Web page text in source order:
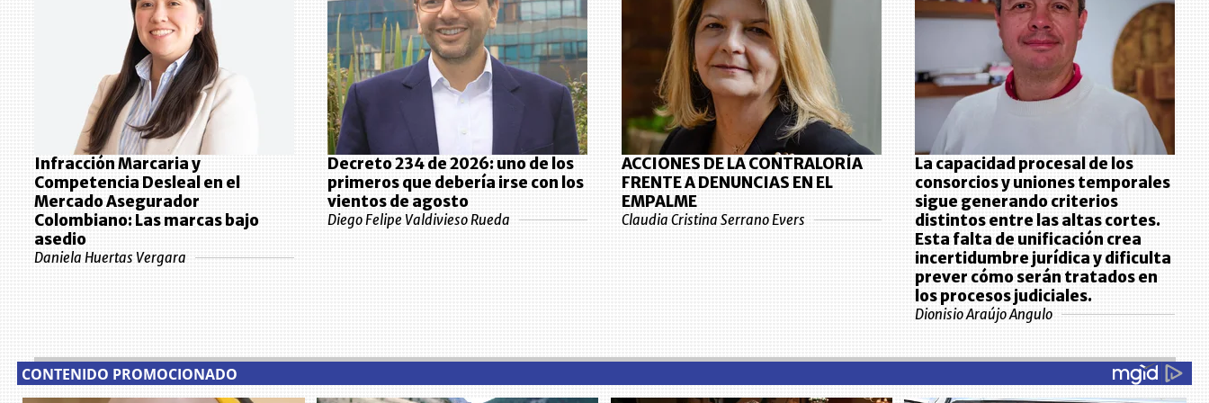
Infracción Marcaria y
Competencia Desleal en el
Mercado Asegurador
Colombiano: Las marcas bajo
asedio
Daniela Huertas Vergara
Decreto 234 de 2026: uno de los
primeros que debería irse con los
vientos de agosto
Diego Felipe Valdivieso Rueda
ACCIONES DE LA CONTRALORÍA
FRENTE A DENUNCIAS EN EL
EMPALME
Claudia Cristina Serrano Evers
La capacidad procesal de los
consorcios y uniones temporales
sigue generando criterios
distintos entre las altas cortes.
Esta falta de unificación crea
incertidumbre jurídica y dificulta
prever cómo serán tratados en
los procesos judiciales.
Dionisio Araújo Angulo